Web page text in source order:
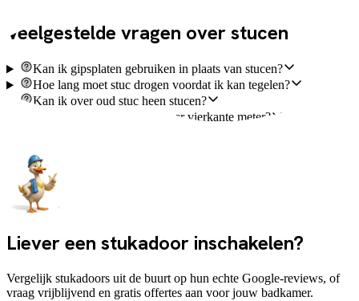
Veelgestelde vragen over stucen
Kan ik gipsplaten gebruiken in plaats van stucen?
Hoe lang moet stuc drogen voordat ik kan tegelen?
Kan ik over oud stuc heen stucen?
Hoeveel stuc heb ik nodig per vierkante meter?
Liever een stukadoor inschakelen?
Vergelijk stukadoors uit de buurt op hun echte Google-reviews, of
vraag vrijblijvend en gratis offertes aan voor jouw badkamer.